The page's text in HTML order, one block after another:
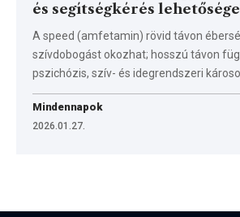
és segítségkérés
A speed (amfetamin) rövid távon
szívdobogást okozhat; hosszú távon
pszichózis, szív- és idegrendszeri
Mindennapok
2026.01.27.